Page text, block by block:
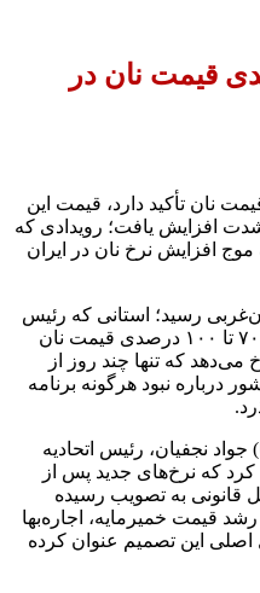
تا ۱۰۰ درصدی قیمت نان در
نان تأکید دارد، قیمت این
افزایش یافت؛ رویدادی که
افزایش نرخ نان در ایران
رسید؛ استانی که رئیس
اتحادیه نانوایان مرکز آن از افزایش ۷۰ تا ۱۰۰ درصدی قیمت نان
می‌دهد که تنها چند روز از
درباره نبود هرگونه برنامه
جواد نجفیان، رئیس اتحادیه
کرد که نرخ‌های جدید پس از
قانونی به تصویب رسیده
قیمت خمیرمایه، اجاره‌بها
اصلی این تصمیم عنوان کرده